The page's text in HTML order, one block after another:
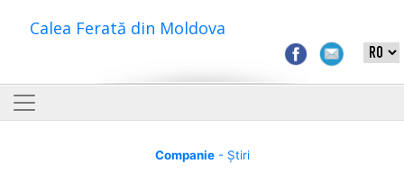
Calea Ferată din Moldova
Companie- Știri